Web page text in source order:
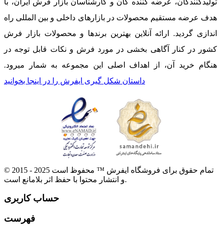
هدف عرضه مستقیم محصولات در بازارهای داخلی و بین المللی راه
اندازی گردید. ارائه آنلاین بهترین برندها و محصولات بازار فرش
کشور در کنار آگاهی بخشی در مورد فرش و نکات قابل توجه در
هنگام خرید آن، از اهداف اصلی این مجموعه به شمار میرود.
داستان شکل گیری ایفرش را در اینجا بخوانید
© 2015 - 2025 تمام حقوق برای فروشگاه ایفرش ™ محفوظ است
و انتشار محتوا با حفظ اثر بلامانع است.
حساب کاربری
فهرست